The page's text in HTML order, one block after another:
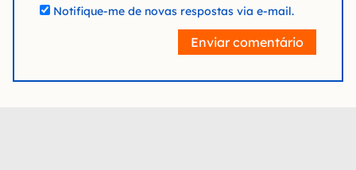
Notifique-me de novas respostas via e-mail.
Enviar comentário